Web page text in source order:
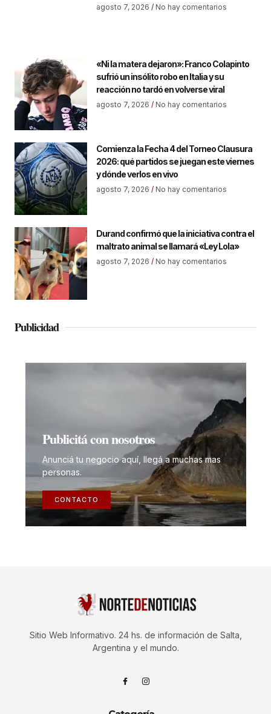
agosto 7, 2026 No hay comentarios
«Ni la matera dejaron»: Franco Colapinto
sufrió un insólito robo en Italia y su
reacción no tardó en volverse viral
agosto 7, 2026 No hay comentarios
Comienza la Fecha 4 del Torneo Clausura
2026: qué partidos se juegan este viernes
y dónde verlos en vivo
agosto 7, 2026 No hay comentarios
Durand confirmó que la iniciativa contra el
maltrato animal se llamará «Ley Lola»
agosto 7, 2026 No hay comentarios
Publicidad
Publicitá con nosotros
Anunciá tu negocio aquí, llegá a muchas mas
personas.
CONTACTO
Sitio Web Informativo. 24 hs. de información de Salta,
Argentina y el mundo.